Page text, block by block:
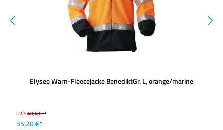
Elysee Warn-Fleecejacke BenediktGr. L, orange/marine
UVP:40,40 €*
35,20 €*